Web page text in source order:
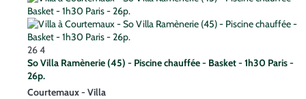
264
So Villa Ramènerie (45) - Piscine chauffée - Basket - 1h30 Paris -
26p.
Courtemaux - Villa